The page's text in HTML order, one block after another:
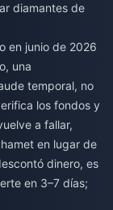
diamantes de
en junio de 2026
una
temporal, no
los fondos y
a fallar,
en lugar de
dinero, es
en 3–7 días;